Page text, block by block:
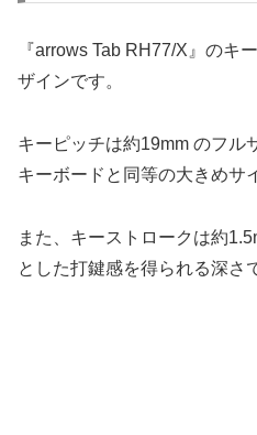
『arrows Tab RH77/X』のキ
ザインです。
キーピッチは約19mm のフル
キーボードと同等の大きめサ
また、キーストロークは約
とした打鍵感を得られる深さ